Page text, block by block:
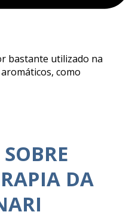
bastante utilizado na
como
DA